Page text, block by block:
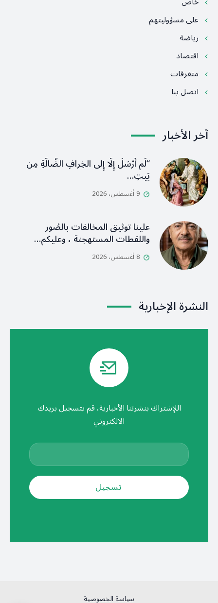
على مسؤوليتهم
رياضة
اقتصاد
متفرقات
اتصل بنا
آخر الأخبار
“لَم أُرْسَلْ إِلَّا إِلى الخِرافِ الضَّالَّةِ مِن
بَيتِ…
9 أغسطس، 2026
علينا توثيق المخالفات بالصُور
واللقطات المستهجنة ، وعليكم…
8 أغسطس، 2026
النشرة الإخبارية
اللإشتراك بنشرتنا الأخبارية، قم بتسجيل بريدك
الالكتروني
سياسة الخصوصية